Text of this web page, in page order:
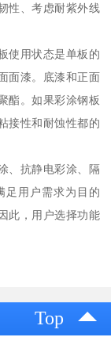
性、考虑耐紫外线
使用状态是单板的
面漆。底漆和正面
酯。如果彩涂钢板
接性和耐蚀性都的
、抗静电彩涂、隔
足用户需求为目的
此，用户选择功能
Top